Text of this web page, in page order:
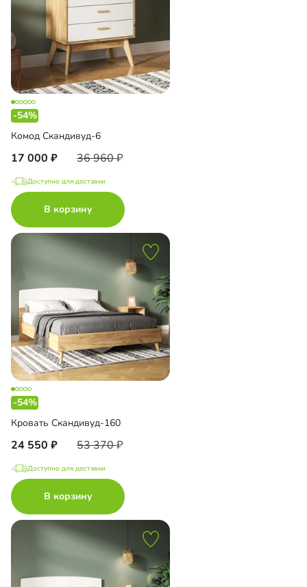
-54%
Комод Скандивуд-6
17 000 36 960
Доступно для доставки
В корзину
-54%
Кровать Скандивуд-160
24 550 53 370
Доступно для доставки
В корзину